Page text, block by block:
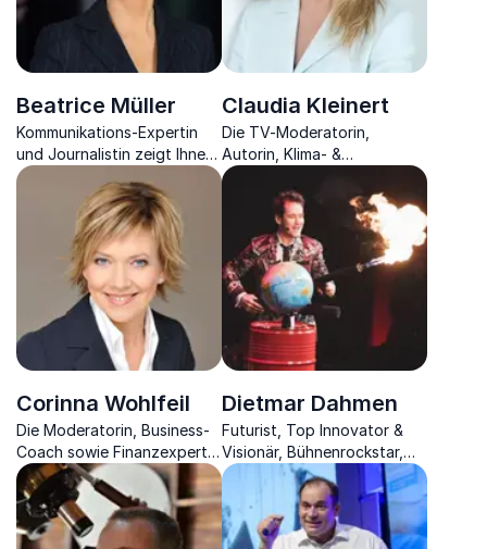
Beatrice Müller
Kommunikations-Expertin
und Journalistin zeigt Ihnen,
die Notwendigkeit von
zielorientierter
Kommunikation
Claudia Kleinert
Die TV-Moderatorin,
Autorin, Klima- &
Charismaexpertin erklärt
derzeitige
Wettergeschehnisse und
vermittelt Charisma-Tipps
Corinna Wohlfeil
Die Moderatorin, Business-
Coach sowie Finanzexpertin
blickt auf den
Zusammenhang von
Finanzgeschäfte &
Digitalisierung
Dietmar Dahmen
Futurist, Top Innovator &
Visionär, Bühnenrockstar,
Autor